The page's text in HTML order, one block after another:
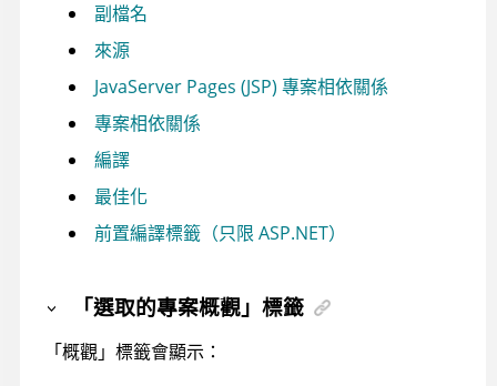
副檔名
來源
JavaServer Pages (JSP) 專案相依關係
專案相依關係
編譯
最佳化
前置編譯標籤（只限 ASP.NET）
「選取的專案概觀」標籤
「概觀」標籤會顯示：